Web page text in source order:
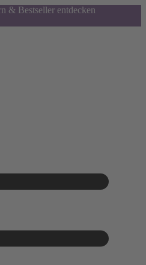
& Bestseller entdecken